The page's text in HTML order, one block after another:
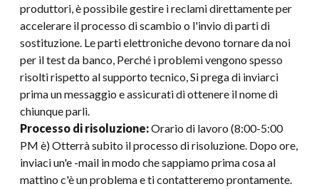
produttori, è possibile gestire i reclami direttamente per
accelerare il processo di scambio o l'invio di parti di
sostituzione. Le parti elettroniche devono tornare da noi
per il test da banco, Perché i problemi vengono spesso
risolti rispetto al supporto tecnico, Si prega di inviarci
prima un messaggio e assicurati di ottenere il nome di
chiunque parli.
Processo di risoluzione:Orario di lavoro (8:00-5:00
PM è) Otterrà subito il processo di risoluzione. Dopo ore,
inviaci un'e -mail in modo che sappiamo prima cosa al
mattino c'è un problema e ti contatteremo prontamente.